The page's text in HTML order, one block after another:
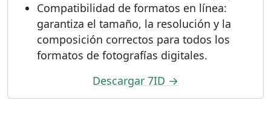
Compatibilidad de formatos en línea:
garantiza el tamaño, la resolución y la
composición correctos para todos los
formatos de fotografías digitales.
Descargar 7ID →